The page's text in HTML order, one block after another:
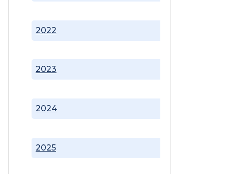
2022
2023
2024
2025